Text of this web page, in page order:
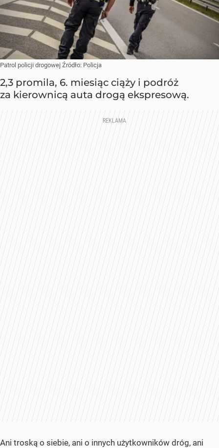
Patrol policji drogowej Źródło: Policja
2,3 promila, 6. miesiąc ciąży i podróż
za kierownicą auta drogą ekspresową.
Ani troską o siebie, ani o innych użytkowników dróg, ani